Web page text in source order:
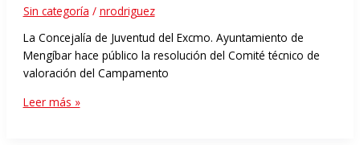
Sin categoría / nrodriguez
La Concejalía de Juventud del Excmo. Ayuntamiento de
Mengíbar hace público la resolución del Comité técnico de
valoración del Campamento
Leer más »